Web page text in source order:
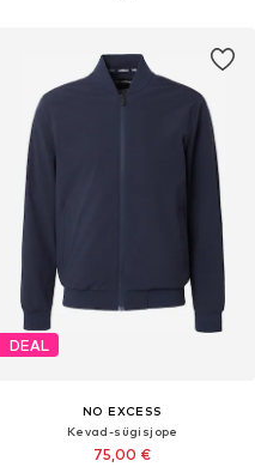
DEAL
NO EXCESS
Kevad-sügisjope
75,00 €